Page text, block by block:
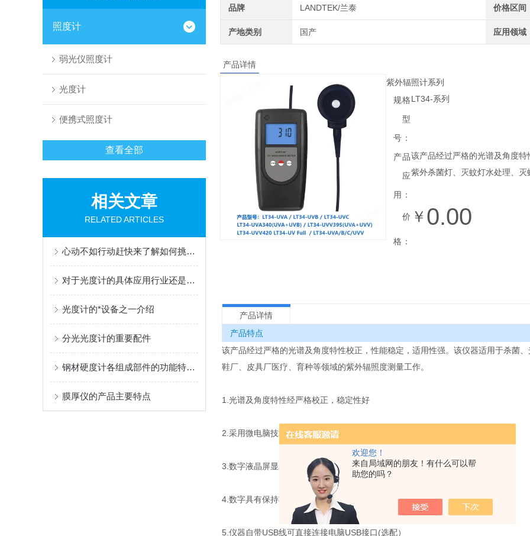
欢迎您！
来自局域网的朋友！有什么可以帮
助您的吗？
照度计
弱光仪照度计
光度计
便携式照度计
查看全部
相关文章
RELATED ARTICLES
心动不如行动赶快来了解如何挑选自己行业使用的光度计
对于光度计的具体应用行业还是一知半解么，赶快来点击查看即可帮你轻松解决
光度计的*设备之一介绍
分光光度计的重要配件
钢材硬度计各组成部件的功能特点分享
膜厚仪的产品主要特点
品牌 LANDTEK/兰泰 价格区间
产地类别 国产 应用领域
产品详情
紫外辐照计系列
规格
型
号：
LT34-系列
产品
应
用：
该产品经过严格的光谱及角度
紫外杀菌灯、灭蚊灯水处理、
价
格：
￥ 0.00
产品详情
产品特点
该产品经过严格的光谱及角度特性校正，性能稳定，适用性强。该仪器适用于杀菌
鞋厂、皮具厂医疗、育种等领域的紫外辐照度测量工作。
1.光谱及角度特性经严格校正，稳定性好
2.采用微电脑技术，功耗低，精度高
3.数字液晶屏显示，可背光操作
4.数字具有保持功能，Hold键，锁定数据，方便记录对比
5.仪器自带USB线可直接连接电脑USB接口(选配）